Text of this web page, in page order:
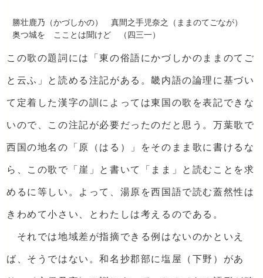
勝壮鹿乃（かづしかの） 真間之手児奈之（ままのてごなが）
奥つ城を こことは聞けど （四三一）
この歌の題詞には「東の俗語にかづしかのままのてご
と云ふ」と読める注記がある。畿内語の論理に基づい
て定着した漢字の訓によっては東国の歌を表記できな
いので、この注記が必要だったのだと思う。万葉歌で
西国の地名の「原（はる）」をそのまま歌に書けるな
ら、この歌で「崖」と書いて「まま」と読むことを求
めるに等しい。よって、湯原を西国語で読む蓋然性は
きわめて小さい、とわたしは考えるのである。
それでは地域差が指摘できる例はないのかといえ
ば、そうではない。和名抄郡部に塩屋（下野）があ